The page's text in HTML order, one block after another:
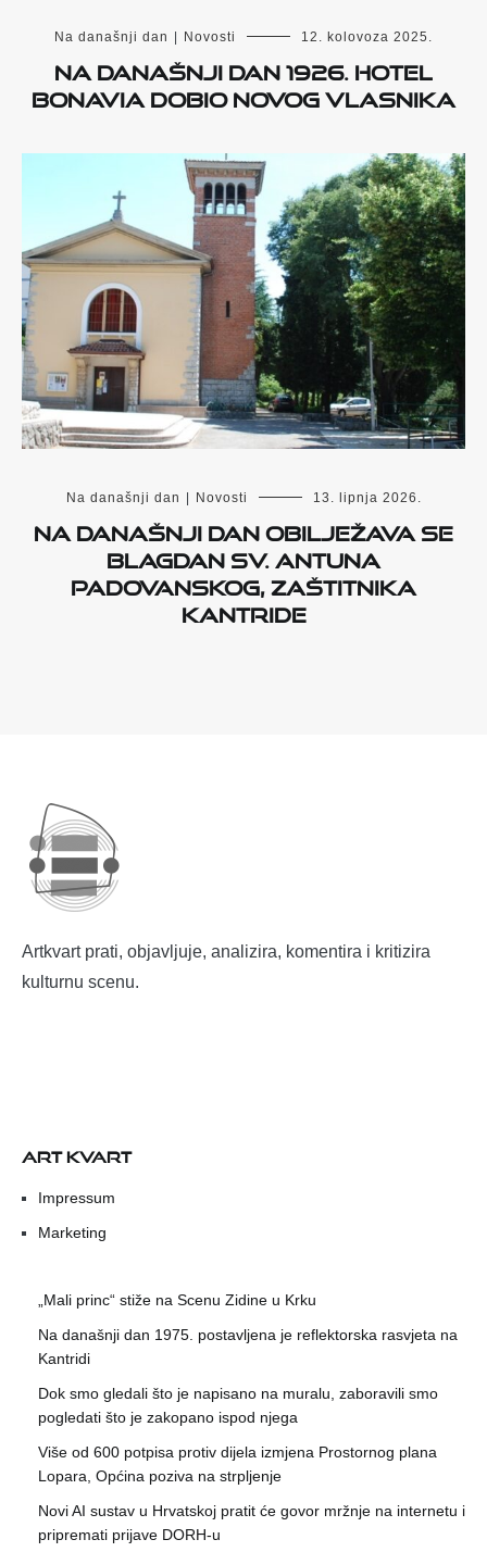
Na današnji dan | Novosti 12. kolovoza 2025.
Na današnji dan 1926. hotel
Bonavia dobio novog vlasnika
Na današnji dan | Novosti 13. lipnja 2026.
Na današnji dan obilježava se
blagdan sv. Antuna
Padovanskog, zaštitnika
Kantride
Artkvart prati, objavljuje, analizira, komentira i kritizira
kulturnu scenu.
ART KVART
Impressum
Marketing
„Mali princ“ stiže na Scenu Zidine u Krku
Na današnji dan 1975. postavljena je reflektorska rasvjeta na
Kantridi
Dok smo gledali što je napisano na muralu, zaboravili smo
pogledati što je zakopano ispod njega
Više od 600 potpisa protiv dijela izmjena Prostornog plana
Lopara, Općina poziva na strpljenje
Novi AI sustav u Hrvatskoj pratit će govor mržnje na internetu i
pripremati prijave DORH-u